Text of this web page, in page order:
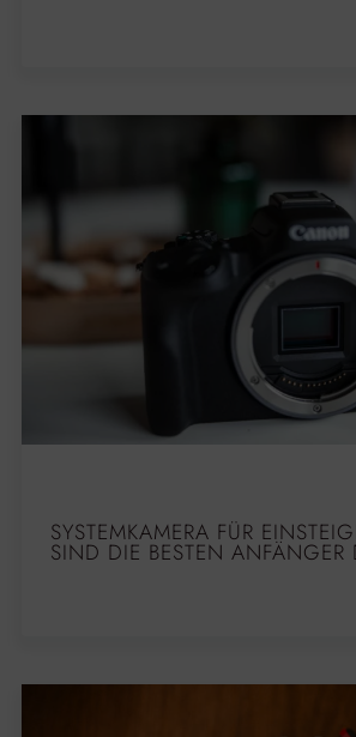
SYSTEMKAMERA FÜR
SIND DIE BESTEN ANFÄNGER